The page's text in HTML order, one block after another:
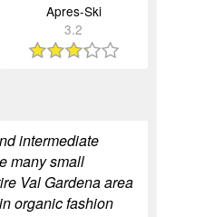
Apres-Ski
3.2
intermediate
many small
Val Gardena area
organic fashion